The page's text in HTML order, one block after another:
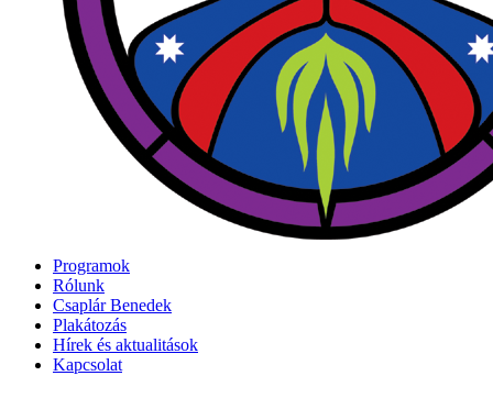
Programok
Rólunk
Csaplár Benedek
Plakátozás
Hírek és aktualitások
Kapcsolat